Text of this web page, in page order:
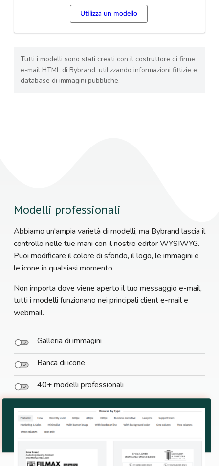
Utilizza un modello
Tutti i modelli sono stati creati con il costruttore di firme
e-mail HTML di Bybrand, utilizzando informazioni fittizie e
database di immagini pubbliche.
Modelli professionali
Abbiamo un'ampia varietà di modelli, ma Bybrand lascia il
controllo nelle tue mani con il nostro editor WYSIWYG.
Puoi modificare il colore di sfondo, il logo, le immagini e
le icone in qualsiasi momento.
Non importa dove viene aperto il tuo messaggio e-mail,
tutti i modelli funzionano nei principali client e-mail e
webmail.
Galleria di immagini
Banca di icone
40+ modelli professionali